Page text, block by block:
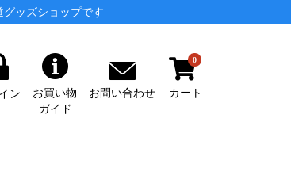
ッズショップです
ン
お買い物
ガイド
お問い合わせ
0
カート